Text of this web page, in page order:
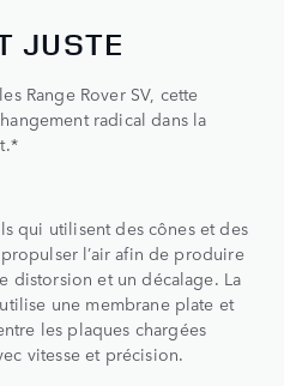
JUSTE
Range Rover SV, cette
radical dans la
qui utilisent des cônes et des
l’air afin de produire
distorsion et un décalage. La
une membrane plate et
les plaques chargées
vitesse et précision.